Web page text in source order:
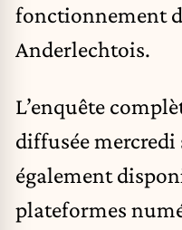
fonctionnement
Anderlechtois.
L’enquête
diffusée mercredi
également
plateformes